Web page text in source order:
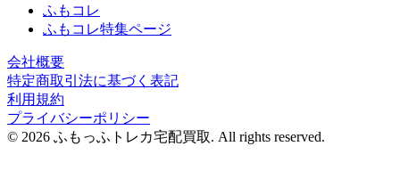
ふもコレ
ふもコレ特集ページ
会社概要
特定商取引法に基づく表記
利用規約
プライバシーポリシー
© 2026 ふもっふトレカ宅配買取. All rights reserved.